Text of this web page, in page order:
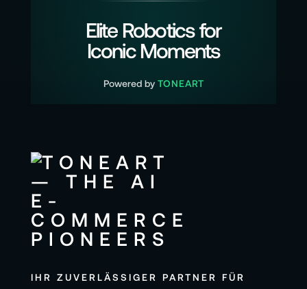
Elite Robotics for
Iconic Moments
Powered by TONEART
IHR ZUVERLÄSSIGER PARTNER FÜR